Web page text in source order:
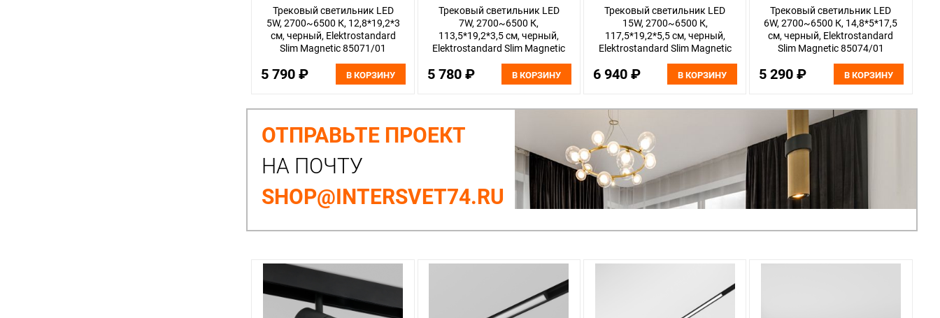
Трековый светильник LED
5W, 2700~6500 К, 12,8*19,2*3
см, черный, Elektrostandard
Slim Magnetic 85071/01
5 790 ₽ В КОРЗИНУ
Трековый светильник LED
7W, 2700~6500 К,
113,5*19,2*3,5 см, черный,
Elektrostandard Slim Magnetic
5 780 ₽ В КОРЗИНУ
Трековый светильник LED
15W, 2700~6500 К,
117,5*19,2*5,5 см, черный,
Elektrostandard Slim Magnetic
6 940 ₽ В КОРЗИНУ
Трековый светильник LED
6W, 2700~6500 К, 14,8*5*17,5
см, черный, Elektrostandard
Slim Magnetic 85074/01
5 290 ₽ В КОРЗИНУ
ОТПРАВЬТЕ ПРОЕКТ
НА ПОЧТУ
SHOP@INTERSVET74.RU